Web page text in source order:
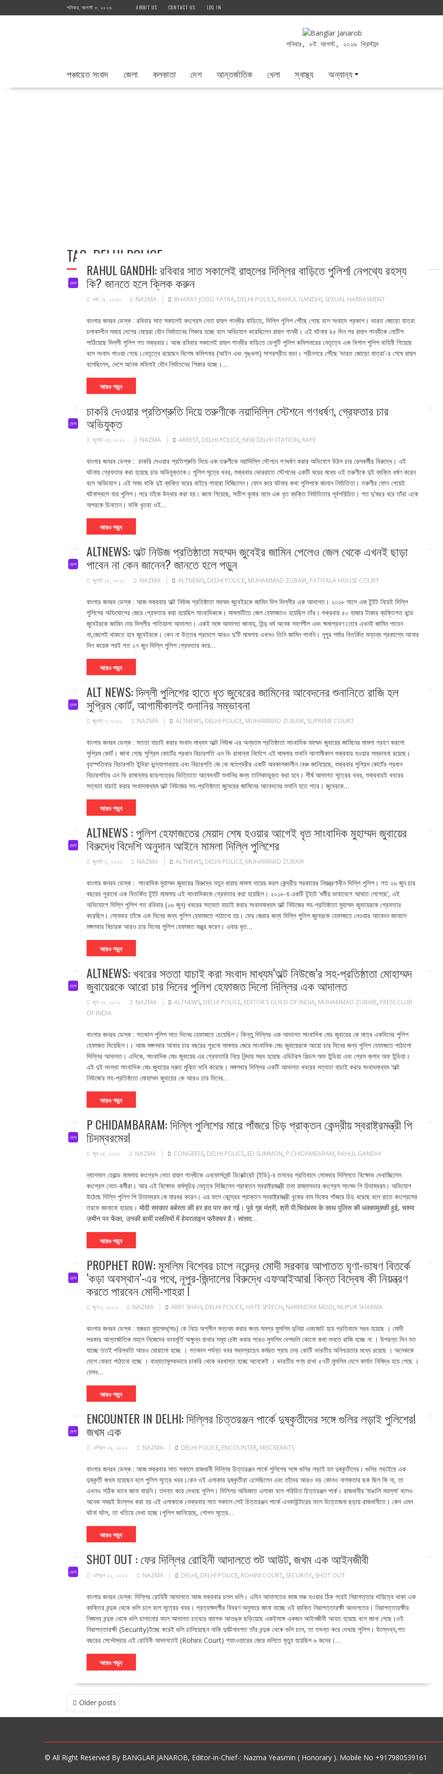
to
শনিবার, আগস্ট ৮, ২০২৬ ABOUT US CONTACT US LOG IN
শনিবার, ৮ই আগস্ট, ২০২৬ খ্রিস্টাব্দ
পঞ্চায়েত সংবাদ জেলা কলকাতা দেশ আন্তর্জাতিক খেলা স্বাস্থ্য অন্যান্য
TAG: DELHI POLICE
দেশ
RAHUL GANDHI: রবিবার সাত সকালেই রাহুলের দিল্লির বাড়িতে পুলিশ! নেপথ্যে রহস্য
কি? জানতে হলে ক্লিক করুন
মার্চ ১৯, ২০২৩ NAZMA BHARAT JODO YATRA, DELHI POLICE, RAHUL GANDHI, SEXUAL HARRASMENT
বাংলার জনরব ডেস্ক : রবিবার সাত সকালেই কংগ্রেস নেতা রাহুল গান্ধীর বাড়িতে, দিল্লি পুলিশ পৌঁছে গেছে বলে সংবাদে প্রকাশ। ভারত জোড়ো যাত্রা
চলাকালীন সময়ে দেশের মেয়েরা যৌন নির্যাতনের শিকার হচ্ছে বলে অভিযোগ করেছিলেন রাহুল গান্ধী। এই ঘটনার ৪৫ দিন পর রাহুল গান্ধীকে নোটিশ
পাঠিয়েছে দিল্লী পুলিশ গত শুক্রবার। আজ রবিবার সকালেই রাহুল গান্ধীর বাড়িতে ডেপুটি পুলিশ কমিশনারের নেতৃত্বে এক বিশাল পুলিশ বাহিনী গিয়েছে
বলে সংবাদ পাওয়া গেছে।নেতৃত্বে রয়েছেন বিশেষ কমিশনার (আইন এবং শৃঙ্খলা) সাগরপ্রীত হুডা। শ্রীনগরে পৌঁছে ‘ভারত জোড়ো যাত্রা’-র শেষে রাহুল
বলেছিলেন, দেশে অনেক মহিলাই যৌন নির্যাতনের শিকার হচ্ছে।…
আরও পড়ুন
দেশ
চাকরি দেওয়ার প্রতিশ্রুতি দিয়ে তরুণীকে নয়াদিল্লি স্টেশনে গণধর্ষণ, গ্রেফতার চার
অভিযুক্ত
জুলাই ২৩, ২০২২ NAZMA ARREST, DELHI POLICE, NEW DELHI STATION, RAPE
বাংলার জনরব ডেস্ক : চাকরি দেওয়ার প্রতিশ্রুতি দিয়ে এক তরুণীকে নয়াদিল্লি স্টেশনে গণধর্ষণ করার অভিযোগ উঠল চার রেলকর্মীর বিরুদ্ধে। এই
ঘটনায় গ্রেফতার করা হয়েছে চার অভিযুক্তকে। পুলিশ সূত্রে খবর, শুক্রবার ভোররাতে স্টেশনের একটি ঘরের মধ্যে ওই তরুণীকে দুই ব্যক্তি ধর্ষণ করেন
বলে অভিযোগ। এই সময় বাকি দুই ব্যক্তি ঘরের বাইরে পাহারা দিচ্ছিলেন। ফোন করে ঘটনার কথা পুলিশকে জানান নির্যাতিতা। তরুণীর ফোন পেয়েই
ঘটনাস্থলে যায় পুলিশ। পরে তাঁকে উদ্ধার করা হয়। জানা গিয়েছে, সতীশ কুমার নামে এক ধৃত ব্যক্তি নির্যাতিতার পূর্বপরিচিত। গত দু’বছর ধরে তাঁরা একে
অপরকে চিনতেন। বাকি ধৃতরা ওই…
আরও পড়ুন
দেশ
ALTNEWS: অল্ট নিউজ প্রতিষ্ঠাতা মহম্মদ জুবেইর জামিন পেলেও জেল থেকে এখনই ছাড়া
পাবেন না কেন জানেন? জানতে হলে পড়ুন
জুলাই ১৫, ২০২২ NAZMA ALTNEWS, DELHI POLICE, MUHAMMAD ZUBAIR, PATIYALA HOUSE COURT
বাংলার জনরব ডেস্ক : আজ শুক্রবার অল্ট নিউজ প্রতিষ্ঠাতা মহম্মদ জুবেইরকে জামিন দিল দিল্লীর এক আদালত। ২০১৮ সালে এক টুইট নিয়েই দিল্লি
পুলিশের অভিযোগের জেরে গ্রেফতার করা হয়েছিল সাংবাদিককে। মামলাটিতে জেল হেফাজতও হয়েছিল তাঁর। শুক্রবার ৫০ হাজার টাকার ব্যক্তিগত বন্ডে
জুবেইরকে জামিন দেয় দিল্লীর পাতিয়ালা আদালত। একই সঙ্গে আদালত জানায়, হিন্দু ধর্ম অনেক সহণশীল এবং ক্ষমাপ্রবণ।তবে এখনই জামিন পাবেন
না,জেলেই থাকতে হবে জুবেইরকে। কেন না উত্তর প্রদেশে আরও দু’টি মামলায় এখনও তিনি জামিন পাননি। নূপুর শর্মার বিতর্কিত মন্তব্য প্রকাশ্যে আনার
দিন কয়েক পরই গত ২৭ জুন দিল্লি পুলিশ গ্রেফতার করে…
আরও পড়ুন
দেশ
ALT NEWS: দিল্লী পুলিশের হাতে ধৃত জুবেরের জামিনের আবেদনের শুনানিতে রাজি হল
সুপ্রিম কোর্ট, আগামীকালই শুনানির সম্ভাবনা
জুলাই ৭, ২০২২ NAZMA ALTNEWS, DELHI POLICE, MUHAMMAD ZUBAIR, SUPREME COURT
বাংলার জনরব ডেস্ক : সততা যাচাই করার সংবাদ মাধ্যম আল্ট নিউজ এর অন্যতম প্রতিষ্ঠাতা সাংবাদিক মহম্মদ জুবায়ের জামিনের মামলা গ্রহণ করলো
সুপ্রিম কোর্ট। জানা গেছে সুপ্রিম কোর্টের প্রধান বিচারপতি এন ভি রামান্না নির্দেশে এই মামলার শুনানি আগামীকাল শুক্রবার হওয়ার সম্ভাবনা রয়েছে।
বৃহস্পতিবার বিচারপতি ইন্দিরা বন্দ্যোপাধ্যায় এবং বিচারপতি জে কে মহেশ্বরীর একটি অবকাশকালীন বেঞ্চ জানিয়েছে, শুক্রবার সুপ্রিম কোর্টের প্রধান
বিচারপতির এন ভি রামান্নার ছাড়পত্রের ভিত্তিতে আবেদনটি শুনানির জন্য তালিকাভুক্ত করা হবে। শীর্ষ আদালত সূত্রের খবর, শুক্রবারই খবরের
সত্যতা যাচাই করার সংবাদমাধ্যম অল্ট নিউজের সহ-প্রতিষ্ঠাতা জুবেরের জামিনের আবেদনের শুনানি হতে পারে। জুবেরকে…
আরও পড়ুন
দেশ
ALTNEWS : পুলিশ হেফাজতের মেয়াদ শেষ হওয়ার আগেই ধৃত সাংবাদিক মুহাম্মদ জুবায়ের
বিরুদ্ধে বিদেশি অনুদান আইনে মামলা দিল্লি পুলিশের
জুলাই ২, ২০২২ NAZMA ALTNEWS, DELHI POLICE, MUHAMMAD ZUBAIR
বাংলার জনরব ডেস্ক : সাংবাদিক মুহাম্মদ জুবায়ের বিরুদ্ধে নতুন ধারায় মামলা দায়ের করল কেন্দ্রীয় সরকারের নিয়ন্ত্রণাধীন দিল্লি পুলিশ। গত ২৬ জুন চার
বছরের পুরানো এক বিতর্কিত টুইট মামলায় এই সাংবাদিককে গ্রেফতার করা হয়েছিল। ২০১৮-য় একটি টুইটে ‘ধর্মীয় ভাবাবেগে আঘাত লেগেছে’, এই
অভিযোগে দিল্লি পুলিশ গত রবিবার (২৬ জুন) খবরের সত্যতা যাচাই করার সংবাদমাধ্যম অল্ট নিউজের সহ-প্রতিষ্ঠাতা মুহাম্মদ জুবায়েরকে গ্রেফতার
করেছিল। সোমবার তাঁকে এক দিনের জন্য পুলিশ হেফাজতে পাঠানো হয়। ফের জেরার জন্য দিল্লি পুলিশ জুবেরকে হেফাজতে নেওয়ার আবেদন জানালে
মঙ্গলবার বিচারক আরও চার দিনের পুলিশ হেফাজত মঞ্জুর করেন। এবার ধৃত…
আরও পড়ুন
দেশ
ALTNEWS: খবরের সততা যাচাই করা সংবাদ মাধ্যম‘অল্ট নিউজে’র সহ-প্রতিষ্ঠাতা মোহাম্মদ
জুবায়েরকে আরো চার দিনের পুলিশ হেফাজত দিলো দিল্লির এক আদালত
জুন ২৮, ২০২২ NAZMA ALTNEWS, DELHI POLICE, EDITOR'S GUILD OF INDIA, MUHAMMAD ZUBAIR, PRESS CLUB
OF INDIA
বাংলার জনরব ডেস্ক : গতকাল পুলিশ সাত দিনের হেফাজতে চেয়েছিল। কিন্তু দিল্লির এক আদালত সাংবাদিক মোঃ জুবায়ের কে মাত্র একদিনের পুলিশ
হেফাজত দিয়েছিল।। আজ মঙ্গলবার আবার চার বছরের পুরনো মামলার জেরে সাংবাদিক মোঃ জুবায়েরকে আরো চার দিনের জন্য পুলিশ হেফাজতে পাঠালো
দিল্লির আদালত। এদিকে, সাংবাদিক মোঃ জুবায়ের এর গ্রেফতারি নিয়ে নিন্দায় সরব হয়েছে এডিটরস গিল্ডস অফ ইন্ডিয়া এবং প্রেস ক্লাব অফ ইন্ডিয়া।
এই দুই সংস্থা সাংবাদিক মোঃ জুবায়ের দ্রুত মুক্তি দাবি করেছে। মঙ্গলবার দিল্লির একটি আদালত খবরের সত্যতা যাচাই করার সংবাদমাধ্যম ‘অল্ট
নিউজে’র সহ-প্রতিষ্ঠাতা মোহাম্মদ জুবায়ের কে আরও চার দিনের…
আরও পড়ুন
দেশ
P CHIDAMBARAM: দিল্লি পুলিশের মারে পাঁজরে চিড় প্রাক্তন কেন্দ্রীয় স্বরাষ্ট্রমন্ত্রী পি
চিদম্বরমের!
জুন ১৪, ২০২২ NAZMA CONGRESS, DELHI POLICE, ED SUMMON, P.CHIDAMBARAM, RAHUL GANDHI
ন্যাশনাল হেরাল্ড মামলায় কংগ্রেস নেতা রাহুল গান্ধীকে এনফোর্সমেন্ট ডিরেক্টরেট (ইডি)-র তলবের প্রতিবাদে সোমবার দিল্লিতে বিক্ষোভ দেখাচ্ছিলেন
কংগ্রেস নেতা-কর্মীরা। আর এই বিক্ষোভ কর্মসূচির নেতৃত্ব দিচ্ছিলেন প্রাক্তন স্বরাষ্ট্রমন্ত্রী তথা রাজ্যসভার কংগ্রেস সাংসদ পি চিদাম্বরম। অভিযোগ
উঠেছে দিল্লি পুলিশ পি চিদাম্বরম কে মারধর করেন। এর ফলে কেন্দ্রের প্রাক্তন স্বরাষ্ট্রমন্ত্রী বুকের বাম দিকের পাঁজরে চিড় ধরেছে বলে রাতে কংগ্রেসের
তরফে জানানো হয়েছে। मोदी सरकार बर्बरता की हर हद पार कर गई। पूर्व गृह मंत्री, श्री पी.चिदंबरम के साथ पुलिस की धक्कामुक्की हुई, चश्मा
ज़मीन पर फेंका, उनकी बायीं पसलियों में हेयरलाइन फ्रैक्चर है। सांसद…
আরও পড়ুন
দেশ
PROPHET ROW: মুসলিম বিশ্বের চাপে নরেন্দ্র মোদী সরকার আপাতত ঘৃণা-ভাষণ বিতর্কে
‘কড়া অবস্থান’-এর পথে, নূপুর-জিন্দালের বিরুদ্ধে এফআইআর! কিন্ত বিদ্বেষ কী নিয়ন্ত্রণ
করতে পারবেন মোদী-শাহরা !
জুন ৯, ২০২২ NAZMA AMIT SHAH, DELHI POLICE, HATE SPEECH, NARENDRA MODI, NUPUR SHARMA
বাংলার জনরব ডেস্ক : হজরত মুহাম্মদ(সাঃ) কে নিয়ে অশ্লীল মন্তব্য করার জন্য সমগ্র মুসলিম দুনিয়া একজোট হয়ে প্রতিবাদে সরব হয়েছে । মোদী
সরকার আন্তর্জাতিক মহলে নিজেদের ভাবমূর্তি অক্ষুন্ন রাখার সমূহ চেষ্টা করার পরেও মুসলিম দেশগুলি কোনো কথা শুনতে রাজি হচ্ছে না । উপরন্ত দিন যত
যাচ্ছে ততই পরিস্থতি আরও ঘোরালো হচ্ছে । গতকাল পর্যন্ত খবর মধ্যপ্রাচ্যে কর্মরত প্রায় দেড় কোটি ভারতীয় অনিশ্চয়তার মধ্যে রয়েছে । অনেককে
দেশে ফেরত পাঠানো হচ্ছে । বাধ্যতামূলকভাবে চাকরি থেকে বরখাস্ত হচ্ছে অনেকেই । ভারতীয় পণ্য রাখা ৫৭টি মুসলিম দেশে কার্যত নিষিদ্ধ হয়ে গেছে ।
যেসব…
আরও পড়ুন
দেশ
ENCOUNTER IN DELHI: দিল্লির চিত্তরঞ্জন পার্কে দুষ্কৃতীদের সঙ্গে গুলির লড়াই পুলিশের!
জখম এক
এপ্রিল ২৯, ২০২২ NAZMA DELHI POLICE, ENCOUNTER, MISCREANTS
বাংলার জনরব ডেস্ক : আজ শুক্রবার সাত সকালে রাজধানী দিল্লির চিত্তরঞ্জন পার্কে পুলিশের সঙ্গে গুলির লড়াই হল দুষ্কৃতীদের। গুলির লড়াইয়ে এক
দুষ্কৃতী জখম হয়েছেন বলে পুলিশ সূত্রে খবর।কেন ওই এলাকায় দুষ্কৃতীরা এসেছিলেন এবং তাঁদের আরও বড় কোনও নাশকতার ছক ছিল কি না, তা
এখনও সঠিক ভাবে জানা যায়নি। তদন্ত করে দেখছে পুলিশ। দিল্লির অভিজাত এলাকা বলে পরিচিত চিত্তরঞ্জন পার্ক। রাজধানীর ‘বাঙালি মহল্লা’ বলেও
অনেক সময়ই উল্লেখ করা হয় এই এলাকাকে।শুক্রবার সাত সকালে সেই চিত্তরঞ্জন পার্কে এনকাউন্টারের ফলে উত্তেজনা ছড়ায় রাজধানীতে। কেন এমন
ঘটনা ঘটল, তা খতিয়ে দেখা হচ্ছে।পুলিশ জানিয়েছে, গোপন সূত্রে…
আরও পড়ুন
দেশ
SHOT OUT : ফের দিল্লির রোহিনী আদালতে শুট আউট, জখম এক আইনজীবী
এপ্রিল ২২, ২০২২ NAZMA DELHI, DELHI POLICE, ROHINI COURT, SECURITY, SHOT OUT
বাংলার জনরব ডেস্ক: দিল্লির রোহিনী আদালতে আজ শুক্রবার চলল গুলি। এদিন আদালতের কাজ শুরু হওয়ার ঠিক পরেই নিরাপত্তার দায়িত্বে থাকা এক
ব্যক্তির বন্দুক থেকে গুলি চলে বলে সূত্রের খবর। প্রত্যক্ষদর্শীর বিবরণ অনুসারে জানা যাচ্ছে ওই ব্যক্তি নিরাপত্তারক্ষী আদালতের। নিরাপত্তারক্ষীর
নিজস্ব বন্দুক থেকে গুলি চালানোর ফলে আদালত চত্বরে ব্যাপক আতঙ্ক ছড়িয়েছে একইসঙ্গে একজন আইনজীবী আহত হয়েছে বলে জানা গেছে।ওই
নিরাপত্তারক্ষী (Security)ইচ্ছে করেই গুলি চালিয়েছেন নাকি দুর্ঘটনাবশত তাঁর বন্দুক থেকে গুলি চলে, তা তদন্ত করে দেখছে পুলিশ। উল্লেখ্য,গত
বছরের সেপ্টেম্বরে এই রোহিনী আদালতেই (Rohini Court) গ্যাংওয়ারের জেরে গুলিতে মৃত্যু হয়েছিল ৬ জনের।…
আরও পড়ুন
POSTS
NAVIGATION
Older posts
© All Right Reserved By BANGLAR JANAROB, Editor-in-Chief-: Nazma Yeasmin ( Honorary ). Mobile No +917980539161